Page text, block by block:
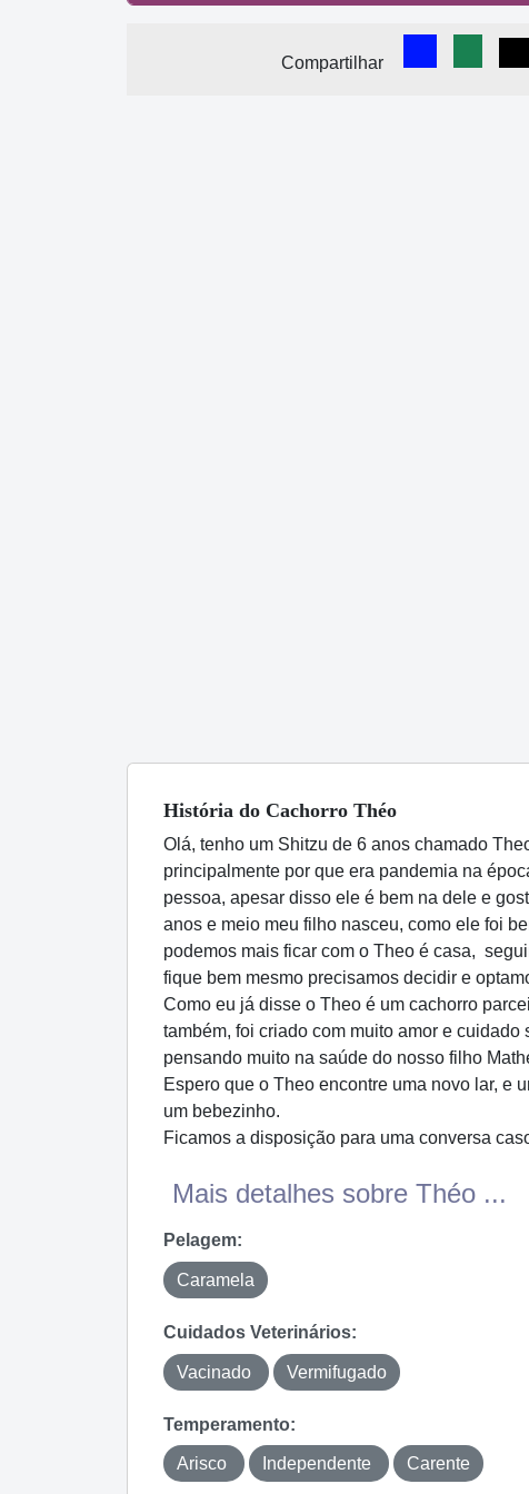
Compartilhar
História do Cachorro Théo
Olá, tenho um Shitzu de 6 anos chamado
principalmente por que era pandemia na
pessoa, apesar disso ele é bem na dele e
anos e meio meu filho nasceu, como ele foi
podemos mais ficar com o Theo é casa,
fique bem mesmo precisamos decidir e
Como eu já disse o Theo é um cachorro
também, foi criado com muito amor e
pensando muito na saúde do nosso filho
Espero que o Theo encontre uma novo lar, e
um bebezinho.
Ficamos a disposição para uma conversa
Mais detalhes sobre Théo ...
Pelagem:
Caramela
Cuidados Veterinários:
Vacinado Vermifugado
Temperamento:
Arisco Independente Carente